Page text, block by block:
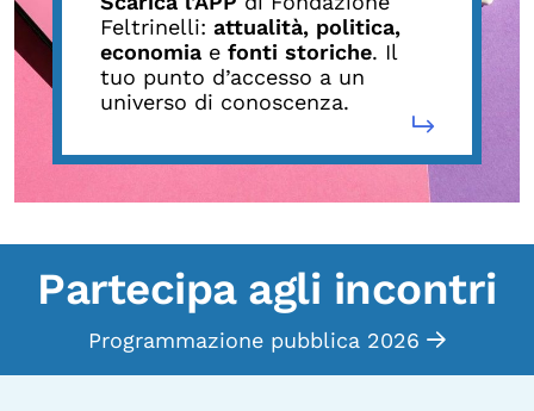
Feltrinelli: attualità, politica,
economia e fonti storiche. Il
tuo punto d’accesso a un
universo di conoscenza.
Partecipa agli incontri
Programmazione pubblica 2026